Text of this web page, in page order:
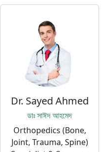
Dr. Sayed Ahmed
ডাঃ সাঈদ আহমেদ
Orthopedics (Bone,
Joint, Trauma, Spine)